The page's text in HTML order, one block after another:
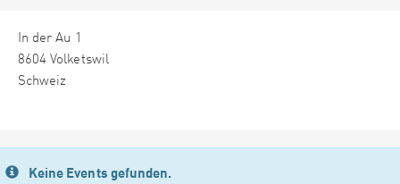
In der Au 1
8604 Volketswil
Schweiz
Keine Events gefunden.